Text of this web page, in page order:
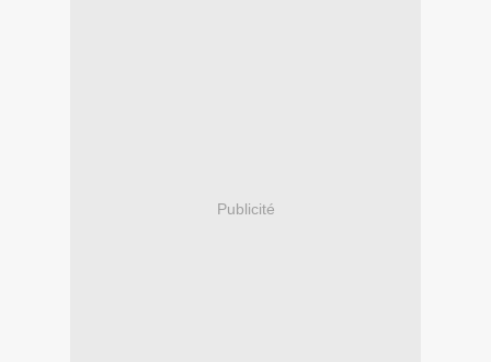
Publicité